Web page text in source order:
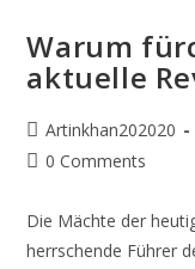
Warum
aktuelle
Artinkhan202020
0 Comments
Die Mächte der
herrschende Führer